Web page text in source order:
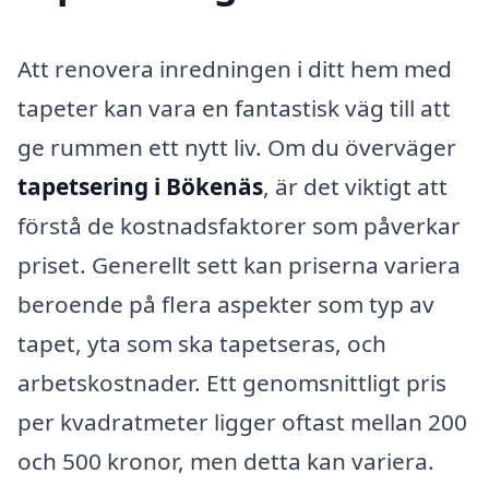
Att renovera inredningen i ditt hem med
tapeter kan vara en fantastisk väg till att
ge rummen ett nytt liv. Om du överväger
tapetsering i Bökenäs, är det viktigt att
förstå de kostnadsfaktorer som påverkar
priset. Generellt sett kan priserna variera
beroende på flera aspekter som typ av
tapet, yta som ska tapetseras, och
arbetskostnader. Ett genomsnittligt pris
per kvadratmeter ligger oftast mellan 200
och 500 kronor, men detta kan variera.